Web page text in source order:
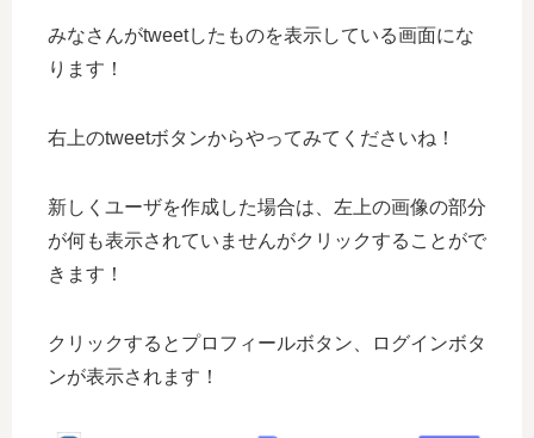
みなさんがtweetしたものを表示している画面にな
ります！
右上のtweetボタンからやってみてくださいね！
新しくユーザを作成した場合は、左上の画像の部分
が何も表示されていませんがクリックすることがで
きます！
クリックするとプロフィールボタン、ログインボタ
ンが表示されます！